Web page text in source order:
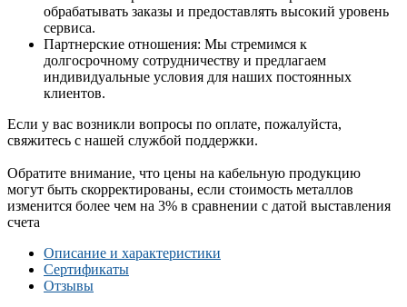
обрабатывать заказы и предоставлять высокий уровень
сервиса.
Партнерские отношения: Мы стремимся к
долгосрочному сотрудничеству и предлагаем
индивидуальные условия для наших постоянных
клиентов.
Если у вас возникли вопросы по оплате, пожалуйста,
свяжитесь с нашей службой поддержки.
Обратите внимание, что цены на кабельную продукцию
могут быть скорректированы, если стоимость металлов
изменится более чем на 3% в сравнении с датой выставления
счета
Описание и характеристики
Сертификаты
Отзывы